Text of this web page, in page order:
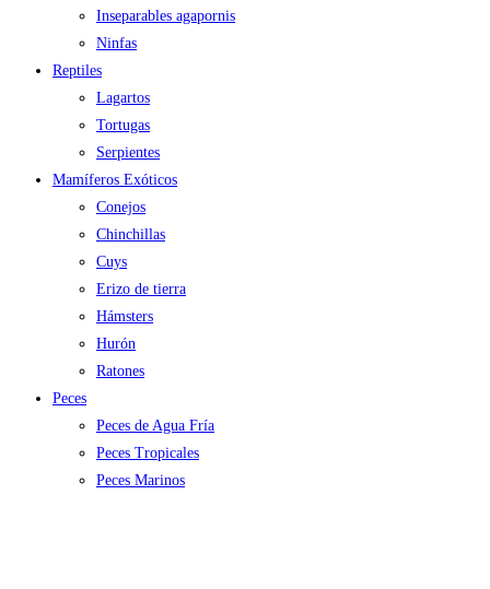
Inseparables agapornis
Ninfas
Reptiles
Lagartos
Tortugas
Serpientes
Mamíferos Exóticos
Conejos
Chinchillas
Cuys
Erizo de tierra
Hámsters
Hurón
Ratones
Peces
Peces de Agua Fría
Peces Tropicales
Peces Marinos